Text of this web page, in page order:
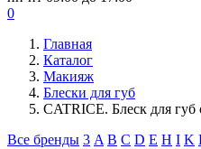
0
Главная
Каталог
Макияж
Блески для губ
CATRICE. Блеск для
Все бренды 3 A B C D E H I K